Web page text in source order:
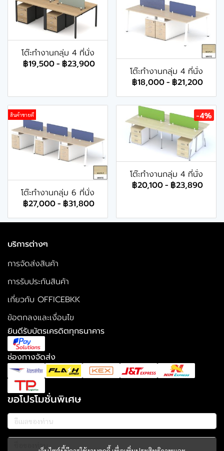
โต๊ะทำงานกลุ่ม 4 ที่นั่ง
฿19,500- ฿23,900
โต๊ะทำงานกลุ่ม 4 ที่นั่ง
฿18,000- ฿21,200
สินค้าขายดี
โต๊ะทำงานกลุ่ม 6 ที่นั่ง
฿27,000- ฿31,800
-4%
โต๊ะทำงานกลุ่ม 4 ที่นั่ง
฿20,100- ฿23,890
บริการต่างๆ
การจัดส่งสินค้า
การรับประกันสินค้า
เกี่ยวกับ OFFICEBKK
ข้อตกลงและเงื่อนไข
ยินดีรับบัตรเครดิตทุกธนาคาร
ช่องทางจัดส่ง
ขอโปรโมชั่นพิเศษ